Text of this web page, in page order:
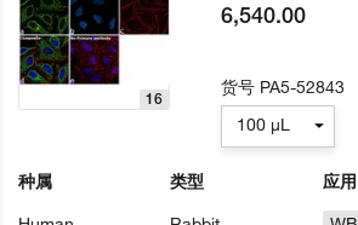
16
种属
类型
应用
6,540.00
货号 PA5-52843
100 µL